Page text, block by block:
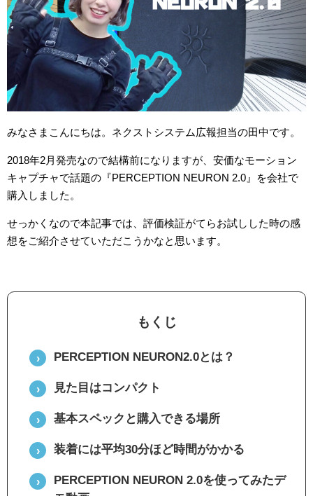
みなさまこんにちは。ネクストシステム広報担当の田中です。
2018年2月発売なので結構前になりますが、安価なモーション
キャプチャで話題の『PERCEPTION NEURON 2.0』を会社で
購入しました。
せっかくなので本記事では、評価検証がてらお試しした時の感
想をご紹介させていただこうかなと思います。
もくじ
PERCEPTION NEURON2.0とは？
見た目はコンパクト
基本スペックと購入できる場所
装着には平均30分ほど時間がかかる
PERCEPTION NEURON 2.0を使ってみたデ